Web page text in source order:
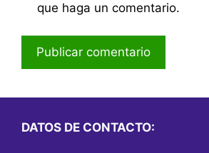
que haga un comentario.
DATOS DE CONTACTO: